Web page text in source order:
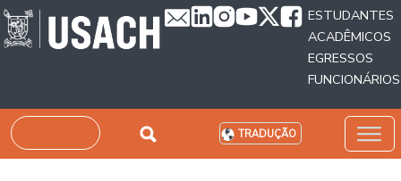
Passar para o conteúdo principal
ESTUDANTES
ACADÊMICOS
EGRESSOS
FUNCIONÁRIOS
Pesquisar TRADUÇÃO